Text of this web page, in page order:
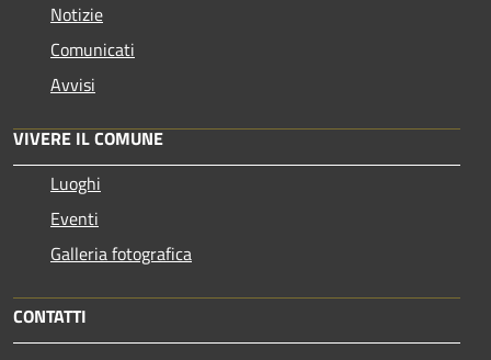
Notizie
Comunicati
Avvisi
VIVERE IL COMUNE
Luoghi
Eventi
Galleria fotografica
CONTATTI